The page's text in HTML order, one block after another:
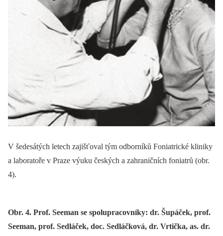
V šedesátých letech zajišťoval tým odborníků Foniatrické kliniky
a laboratoře v Praze výuku českých a zahraničních foniatrů (obr.
4).
Obr. 4. Prof. Seeman se spolupracovníky: dr. Šupáček, prof.
Seeman, prof. Sedláček, doc. Sedláčková, dr. Vrtička, as. dr.